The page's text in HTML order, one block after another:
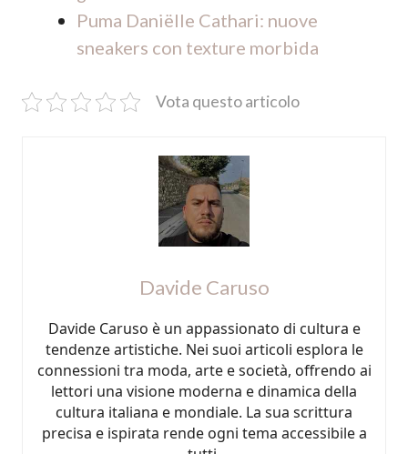
Puma Daniëlle Cathari: nuove
sneakers con texture morbida
Vota questo articolo
Davide Caruso
Davide Caruso è un appassionato di cultura e
tendenze artistiche. Nei suoi articoli esplora le
connessioni tra moda, arte e società, offrendo ai
lettori una visione moderna e dinamica della
cultura italiana e mondiale. La sua scrittura
precisa e ispirata rende ogni tema accessibile a